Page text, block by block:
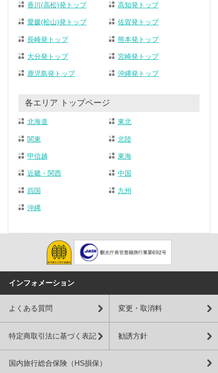
香川(高松)発トップ 高知発トップ
愛媛(松山)発トップ 佐賀発トップ
長崎発トップ 熊本発トップ
大分発トップ 宮崎発トップ
鹿児島発トップ 沖縄発トップ
各エリア トップページ
北海道 東北
関東 北陸
甲信越 東海
近畿・関西 中国
四国 九州
沖縄
インフォメーション
よくある質問 変更・取消料
特定商取引法に基づく表記 勧誘方針
国内旅行総合保険（HS損保）